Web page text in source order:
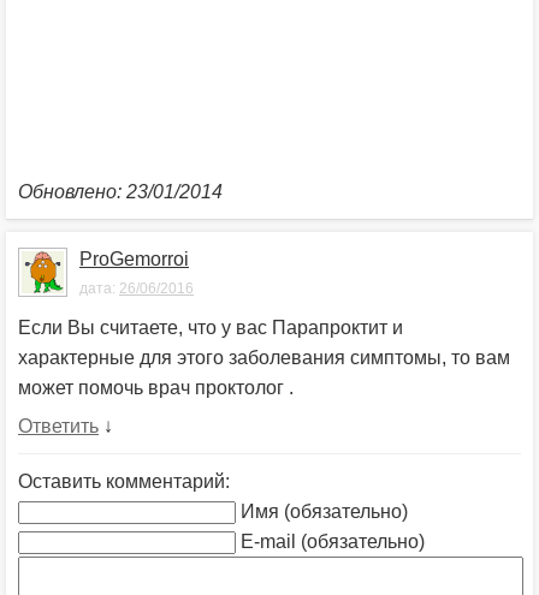
Обновлено: 23/01/2014
ProGemorroi
дата: 26/06/2016
Если Вы считаете, что у вас Парапроктит и
характерные для этого заболевания симптомы, то вам
может помочь врач проктолог .
Ответить ↓
Оставить комментарий:
Имя (обязательно)
E-mail (обязательно)